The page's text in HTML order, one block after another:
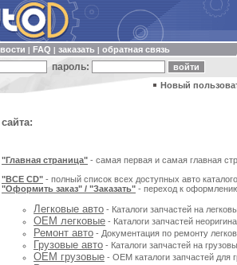
FAQ заказать обратная связь
пароль:
Новый
"Главная страница" - самая первая и самая главная
"ВСЕ CD" - полный список всех доступных авто
"Оформить заказ" / "Заказать" - переход к оформлению
Легковые авто - Каталоги запчастей на
ОЕМ легковые - Каталоги запчастей
Ремонт авто - Документация по ремонту
Грузовые авто - Каталоги запчастей на
OEM грузовые - OEM каталоги запчастей для